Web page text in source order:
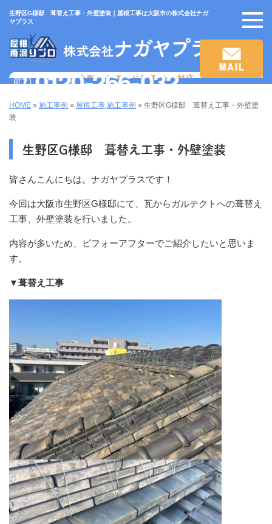
生野区G様邸 葺替え工事・外壁塗装｜屋根工事は大阪市の株式会社ナガ
ヤプラス
HOME » 施工事例 » 屋根工事 施工事例 » 生野区G様邸 葺替え工事・外壁塗
装
生野区G様邸 葺替え工事・外壁塗装
皆さんこんにちは。ナガヤプラスです！
今回は大阪市生野区G様邸にて、瓦からガルテクトへの葺替え
工事、外壁塗装を行いました。
内容が多いため、ビフォーアフターでご紹介したいと思いま
す。
▼葺替え工事